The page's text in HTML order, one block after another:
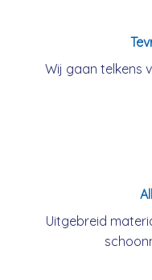
Wij gaan telkens
Uitgebreid